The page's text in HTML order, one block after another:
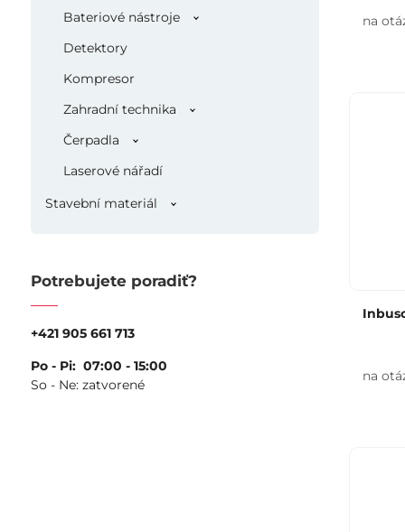
Bateriové nástroje
Detektory
Kompresor
Zahradní technika
Čerpadla
Laserové nářadí
Stavební materiál
Potrebujete poradiť?
+421 905 661 713
Po - Pi: 07:00 - 15:00
So - Ne: zatvorené
na
na